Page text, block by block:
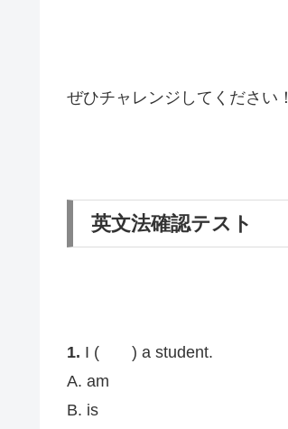
ぜひチャレンジしてください！
英文法確認テスト
1. I ( ) a student.
A. am
B. is